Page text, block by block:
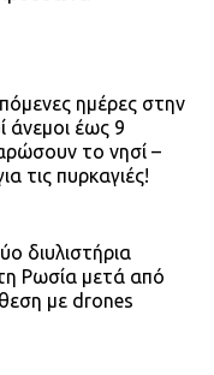
ημέρες στην
άνεμοι έως 9
το νησί –
τις πυρκαγιές!
διυλιστήρια
Ρωσία μετά από
με drones